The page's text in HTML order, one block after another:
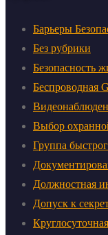
Барьеры
Без рубрики
Безопасность
Беспроводная
Выбор
Группа
Должностная
Допуск к